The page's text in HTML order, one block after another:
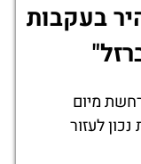
בעקבות
מיום
נכון לעזור